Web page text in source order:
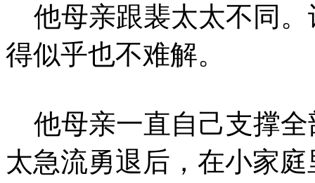
他母亲跟裴太太不同。
得似乎也不难解。
他母亲一直自己支撑全
太急流勇退后，在小家